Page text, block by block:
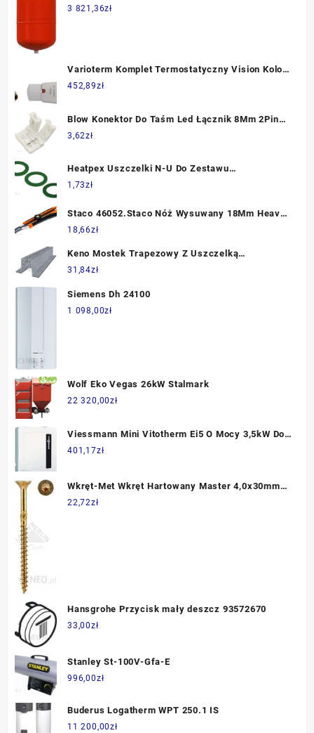
C.O.I Systemów Chłodniczych Szare 8218400
3 821,36zł
Varioterm Komplet Termostatyczny Vision Kolor
Granit
452,89zł
Blow Konektor Do Taśm Led Łącznik 8Mm 2Pin
5681
3,62zł
Heatpex Uszczelki N-U Do Zestawu
Połączeniowego N 16-20 (111000020)
1,73zł
Staco 46052.Staco Nóż Wysuwany 18Mm Heavy
Duty Blokada Ręczna, Czarne Ostrzex-Treme,
18,66zł
Keno Mostek Trapezowy Z Uszczelką
60Mmx470Mm K14470U
31,84zł
Siemens Dh 24100
1 098,00zł
Wolf Eko Vegas 26kW Stalmark
22 320,00zł
Viessmann Mini Vitotherm Ei5 O Mocy 3,5kW Do
Montażu Nad- Lub Podumywalkowego (Z021635)
401,17zł
Wkręt-Met Wkręt Hartowany Master 4,0x30mm
5907704422686
22,72zł
Hansgrohe Przycisk mały deszcz 93572670
33,00zł
Stanley St-100V-Gfa-E
996,00zł
Buderus Logatherm WPT 250.1 IS
11 200,00zł